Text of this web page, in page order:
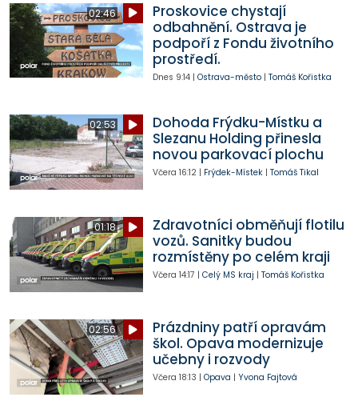
02:46
Proskovice chystají
odbahnění. Ostrava je
podpoří z Fondu životního
prostředí.
Dnes 9:14| Ostrava-město| Tomáš Kořistka
02:53
Dohoda Frýdku-Místku a
Slezanu Holding přinesla
novou parkovací plochu
Včera 16:12| Frýdek-Místek| Tomáš Tikal
01:18
Zdravotníci obměňují flotilu
vozů. Sanitky budou
rozmístěny po celém kraji
Včera 14:17 | Celý MS kraj | Tomáš Kořistka
02:56
Prázdniny patří opravám
škol. Opava modernizuje
učebny i rozvody
Včera 18:13 | Opava | Yvona Fajtová